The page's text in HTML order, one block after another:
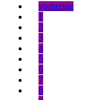
vorherige
1
2
3
4
5
6
7
8